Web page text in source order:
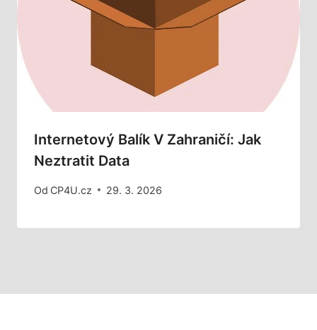
Internetový Balík V Zahraničí: Jak
Neztratit Data
Od CP4U.cz 29. 3. 2026